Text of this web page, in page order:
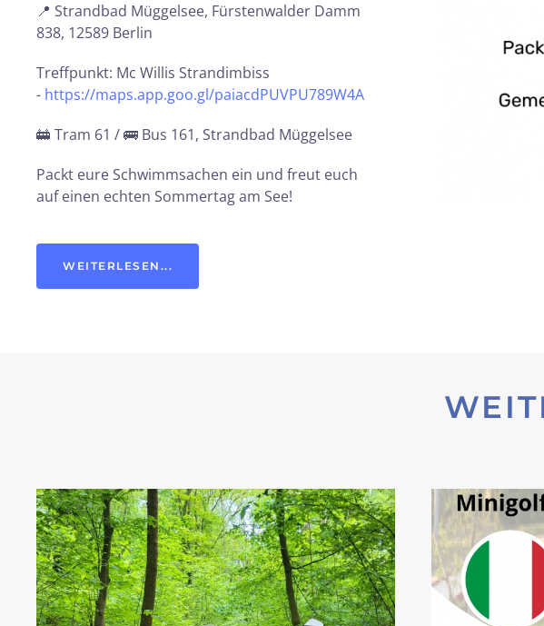
📍 Strandbad Müggelsee, Fürstenwalder Damm
838, 12589 Berlin
Treffpunkt: Mc Willis Strandimbiss
- https://maps.app.goo.gl/paiacdPUVPU789W4A
🚋 Tram 61 / 🚌 Bus 161, Strandbad Müggelsee
Packt eure Schwimmsachen ein und freut euch
auf einen echten Sommertag am See!
WEITERLESEN...